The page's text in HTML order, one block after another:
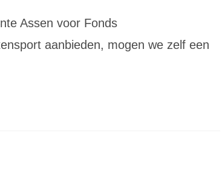
Assen voor Fonds
aanbieden, mogen we zelf een